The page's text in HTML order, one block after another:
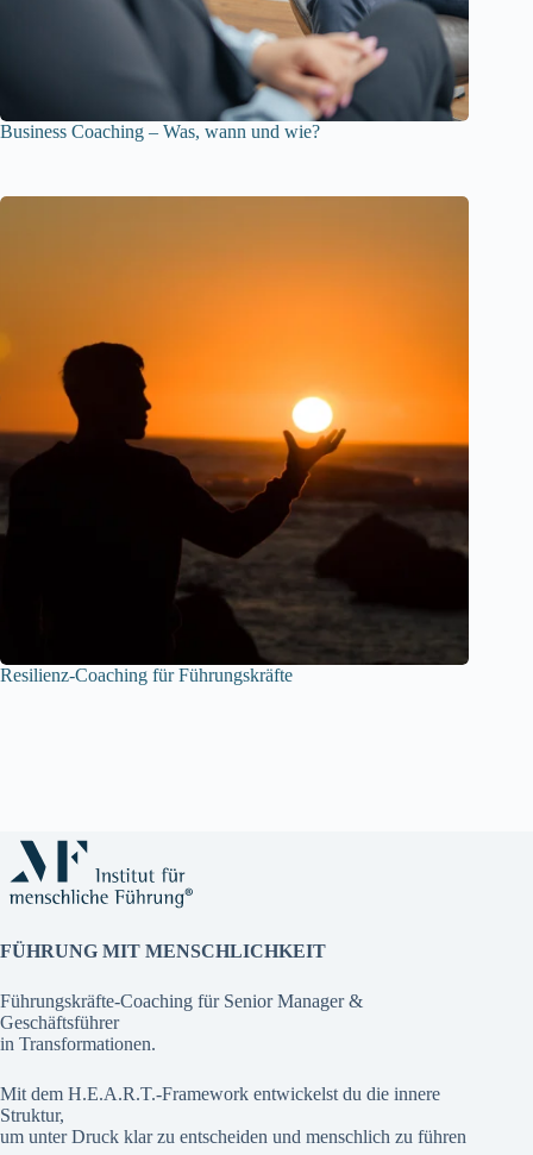
Business Coaching – Was, wann und wie?
Resilienz-Coaching für Führungskräfte
FÜHRUNG MIT MENSCHLICHKEIT
Führungskräfte-Coaching für Senior Manager &
Geschäftsführer
in Transformationen.
Mit dem H.E.A.R.T.-Framework entwickelst du die innere
Struktur,
um unter Druck klar zu entscheiden und menschlich zu führen